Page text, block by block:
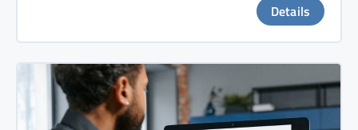
Details